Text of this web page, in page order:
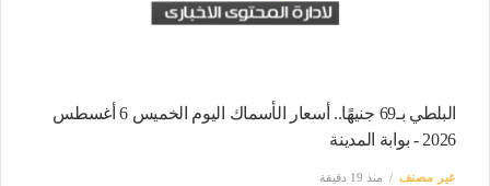
البلطي بـ69 جنيهًا.. أسعار الأسماك اليوم الخميس 6 أغسطس
2026 - بوابة المدينة
غير مصنف منذ 19 دقيقة